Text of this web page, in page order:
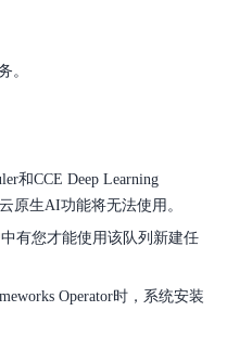
。
和CCE Deep Learning
原生AI功能将无法使用。
有您才能使用该队列新建任
Operator时，系统安装